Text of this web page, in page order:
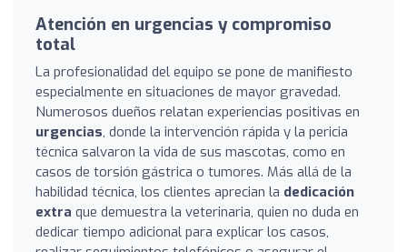
Atención en urgencias y compromiso
total
La profesionalidad del equipo se pone de manifiesto
especialmente en situaciones de mayor gravedad.
Numerosos dueños relatan experiencias positivas en
urgencias, donde la intervención rápida y la pericia
técnica salvaron la vida de sus mascotas, como en
casos de torsión gástrica o tumores. Más allá de la
habilidad técnica, los clientes aprecian la dedicación
extra que demuestra la veterinaria, quien no duda en
dedicar tiempo adicional para explicar los casos,